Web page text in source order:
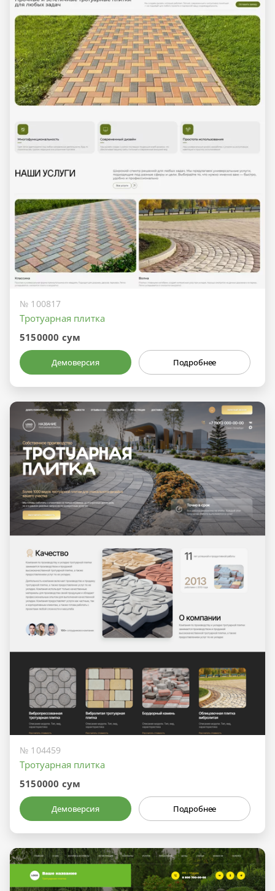
№ 100817
Тротуарная плитка
5150000 сум
Демоверсия Подробнее
№ 104459
Тротуарная плитка
5150000 сум
Демоверсия Подробнее